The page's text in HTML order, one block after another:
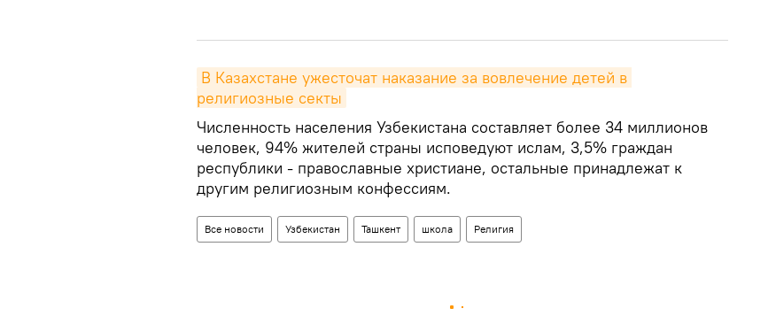
В Казахстане ужесточат наказание за вовлечение детей в
религиозные секты
Численность населения Узбекистана составляет более 34 миллионов
человек, 94% жителей страны исповедуют ислам, 3,5% граждан
республики - православные христиане, остальные принадлежат к
другим религиозным конфессиям.
Все новости Узбекистан Ташкент школа Религия